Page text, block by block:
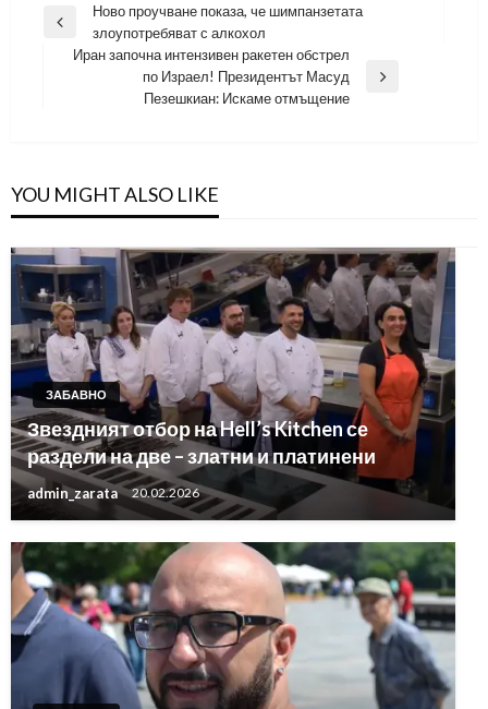
Навигация
Previous
Ново проучване показа, че шимпанзетата
злоупотребяват с алкохол
Иран започна интензивен ракетен обстрел
по Израел! Президентът Масуд
Пезешкиан: Искаме отмъщение
YOU MIGHT ALSO LIKE
ЗАБАВНО
Звездният отбор на Hell’s Kitchen се
раздели на две – златни и платинени
admin_zarata 20.02.2026